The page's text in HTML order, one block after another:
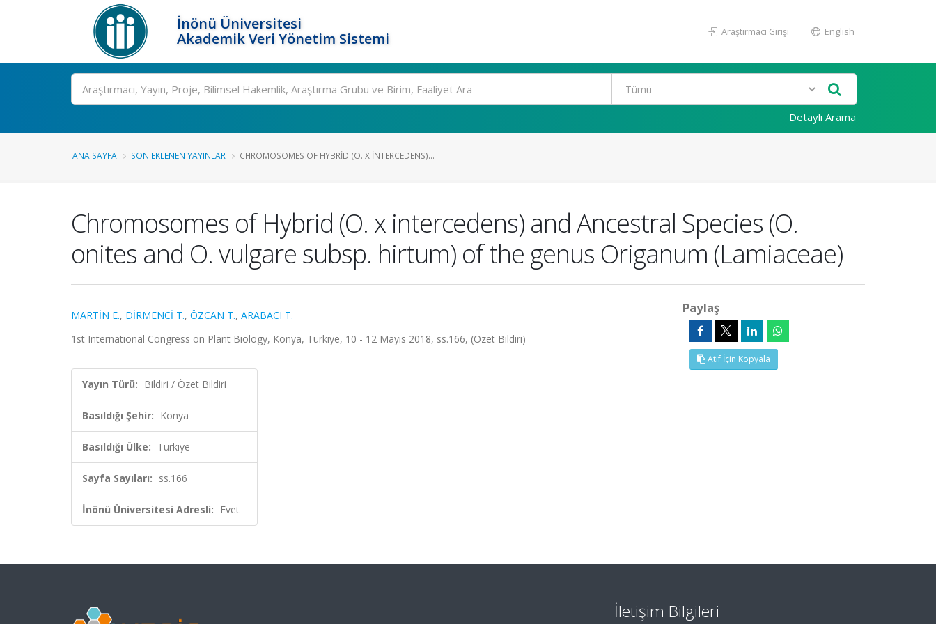
İnönü Üniversitesi
Akademik Veri Yönetim Sistemi
Araştırmacı Girişi English
Ara
Detaylı Arama
ANA SAYFA SON EKLENEN YAYINLAR CHROMOSOMES OF HYBRID (O. X INTERCEDENS)...
Chromosomes of Hybrid (O. x intercedens) and Ancestral Species (O.
onites and O. vulgare subsp. hirtum) of the genus Origanum (Lamiaceae)
MARTİN E., DİRMENCİ T., ÖZCAN T., ARABACI T.
1st International Congress on Plant Biology, Konya, Türkiye, 10 - 12 Mayıs 2018, ss.166, (Özet Bildiri)
Yayın Türü: Bildiri / Özet Bildiri
Basıldığı Şehir: Konya
Basıldığı Ülke: Türkiye
Sayfa Sayıları: ss.166
İnönü Üniversitesi Adresli: Evet
Paylaş
Atıf İçin Kopyala
İletişim Bilgileri